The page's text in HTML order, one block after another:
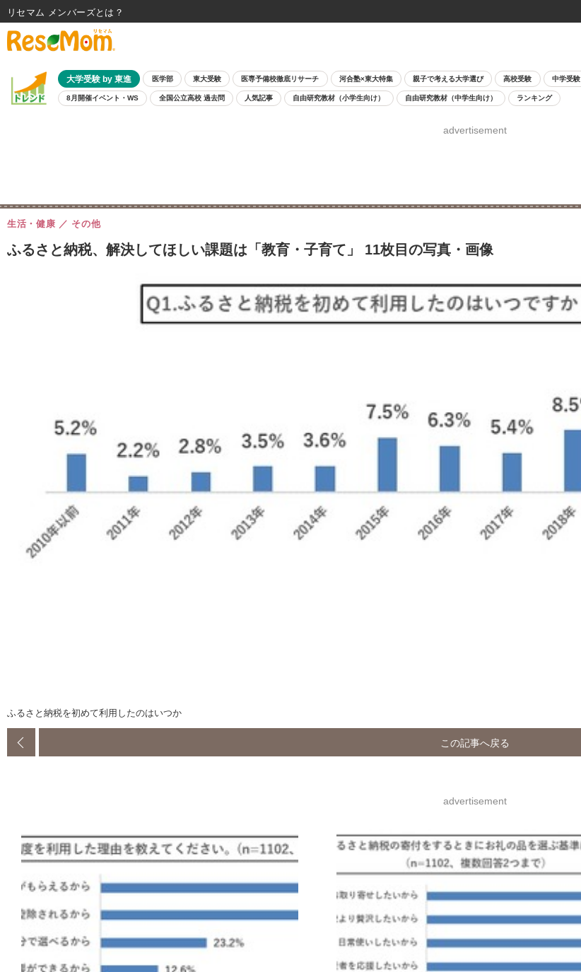
大学受験 by 東進 医学部 東大受験 医専予備校徹底リサーチ 河合塾×東大特集 親子で考える大学選び 高校受験 中学受験
8月開催イベント・WS 全国公立高校 過去問 人気記事 自由研究教材（小学生向け） 自由研究教材（中学生向け） ランキング
advertisement
ふるさと納税、解決してほしい課題は「教育・子育て」 11枚目の写真・画像
生活・健康 その他
ふるさと納税を初めて利用したのはいつか
この記事へ戻る
advertisement
リセマム メンバーズ